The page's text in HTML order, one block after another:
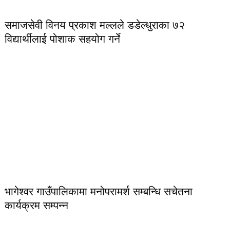
समाजसेवी विनय प्रकाश मल्लले डडेल्धुराका ७२
विद्यार्थीलाई पोशाक सहयोग गर्ने
भागेश्वर गाउँपालिकामा मनोपरामर्श सम्बन्धि सचेतना
कार्यक्रम सम्पन्न